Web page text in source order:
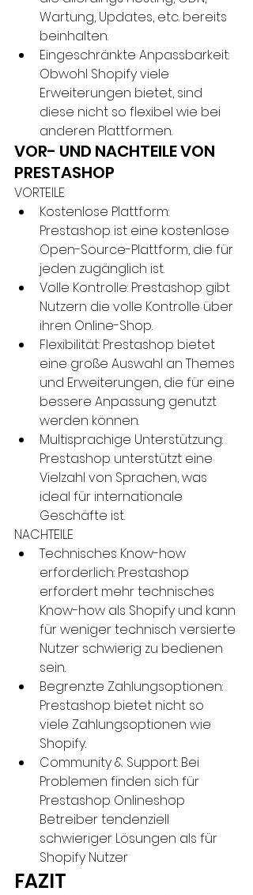
Wartung, Updates, etc. bereits
beinhalten.
Eingeschränkte Anpassbarkeit:
Obwohl Shopify viele
Erweiterungen bietet, sind
diese nicht so flexibel wie bei
anderen Plattformen.
VOR- UND NACHTEILE VON
PRESTASHOP
VORTEILE
Kostenlose Plattform:
Prestashop ist eine kostenlose
Open-Source-Plattform, die für
jeden zugänglich ist.
Volle Kontrolle: Prestashop gibt
Nutzern die volle Kontrolle über
ihren Online-Shop.
Flexibilität: Prestashop bietet
eine große Auswahl an Themes
und Erweiterungen, die für eine
bessere Anpassung genutzt
werden können.
Multisprachige Unterstützung:
Prestashop unterstützt eine
Vielzahl von Sprachen, was
ideal für internationale
Geschäfte ist.
NACHTEILE
Technisches Know-how
erforderlich: Prestashop
erfordert mehr technisches
Know-how als Shopify und kann
für weniger technisch versierte
Nutzer schwierig zu bedienen
sein.
Begrenzte Zahlungsoptionen:
Prestashop bietet nicht so
viele Zahlungsoptionen wie
Shopify.
Community & Support: Bei
Problemen finden sich für
Prestashop Onlineshop
Betreiber tendenziell
schwieriger Lösungen als für
Shopify Nutzer
FAZIT